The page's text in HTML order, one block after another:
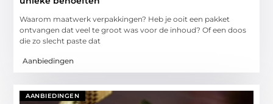
Waarom maatwerk verpakkingen? Heb je ooit een pakket
ontvangen dat veel te groot was voor de inhoud? Of een doos
die zo slecht paste dat
Aanbiedingen
AANBIEDINGEN